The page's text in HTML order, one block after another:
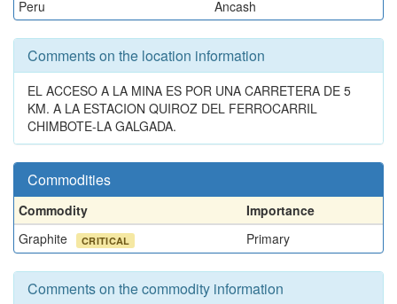
Peru
Ancash
Comments on the location information
EL ACCESO A LA MINA ES POR UNA CARRETERA DE 5
KM. A LA ESTACION QUIROZ DEL FERROCARRIL
CHIMBOTE-LA GALGADA.
Commodities
Commodity
Importance
Graphite
CRITICAL Primary
Comments on the commodity information